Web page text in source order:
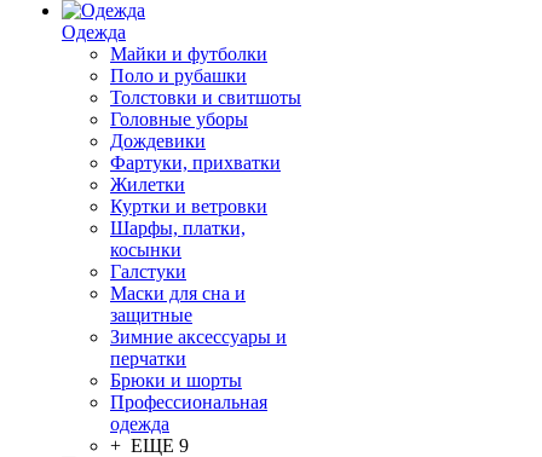
Одежда
Майки и футболки
Поло и рубашки
Толстовки и свитшоты
Головные уборы
Дождевики
Фартуки, прихватки
Жилетки
Куртки и ветровки
Шарфы, платки,
косынки
Галстуки
Маски для сна и
защитные
Зимние аксессуары и
перчатки
Брюки и шорты
Профессиональная
одежда
+ ЕЩЕ 9